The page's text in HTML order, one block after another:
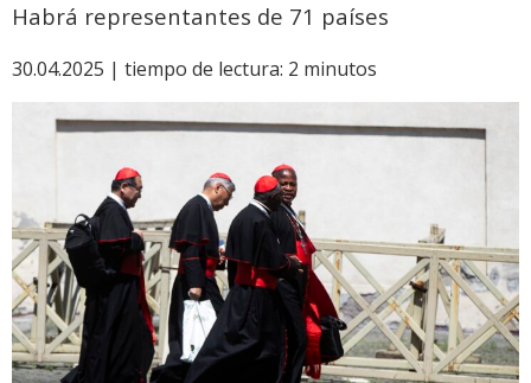
Habrá representantes de 71 países
30.04.2025 | tiempo de lectura: 2 minutos